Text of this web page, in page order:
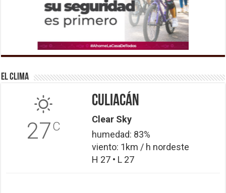
El Clima
27C
Culiacán
Clear Sky
humedad: 83%
viento: 1km / h nordeste
H 27 • L 27